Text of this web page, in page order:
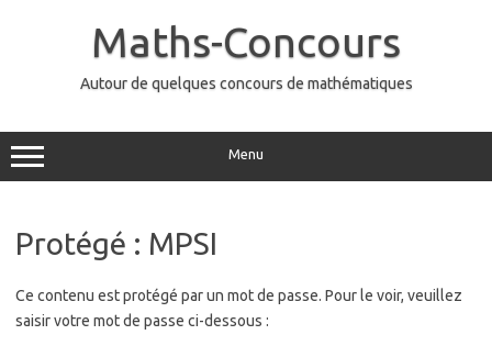
Maths-Concours
Autour de quelques concours de mathématiques
Menu
Protégé : MPSI
Ce contenu est protégé par un mot de passe. Pour le voir, veuillez
saisir votre mot de passe ci-dessous :